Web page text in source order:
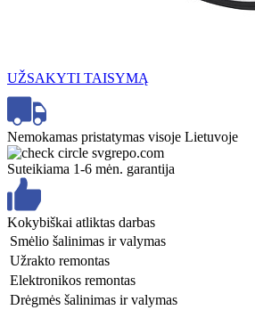
UŽSAKYTI TAISYMĄ
Nemokamas pristatymas visoje Lietuvoje
Suteikiama 1-6 mėn. garantija
Kokybiškai atliktas darbas
Smėlio šalinimas ir valymas
Užrakto remontas
Elektronikos remontas
Drėgmės šalinimas ir valymas